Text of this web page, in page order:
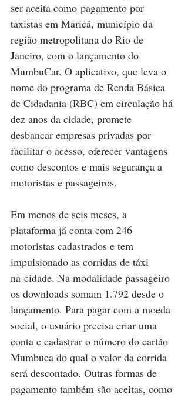
ser aceita como pagamento por
taxistas em Maricá, município da
região metropolitana do Rio de
Janeiro, com o lançamento do
MumbuCar. O aplicativo, que leva o
nome do programa de Renda Básica
de Cidadania (RBC) em circulação há
dez anos da cidade, promete
desbancar empresas privadas por
facilitar o acesso, oferecer vantagens
como descontos e mais segurança a
motoristas e passageiros.
Em menos de seis meses, a
plataforma já conta com 246
motoristas cadastrados e tem
impulsionado as corridas de táxi
na cidade. Na modalidade passageiro
os downloads somam 1.792 desde o
lançamento. Para pagar com a moeda
social, o usuário precisa criar uma
conta e cadastrar o número do cartão
Mumbuca do qual o valor da corrida
será descontado. Outras formas de
pagamento também são aceitas, como